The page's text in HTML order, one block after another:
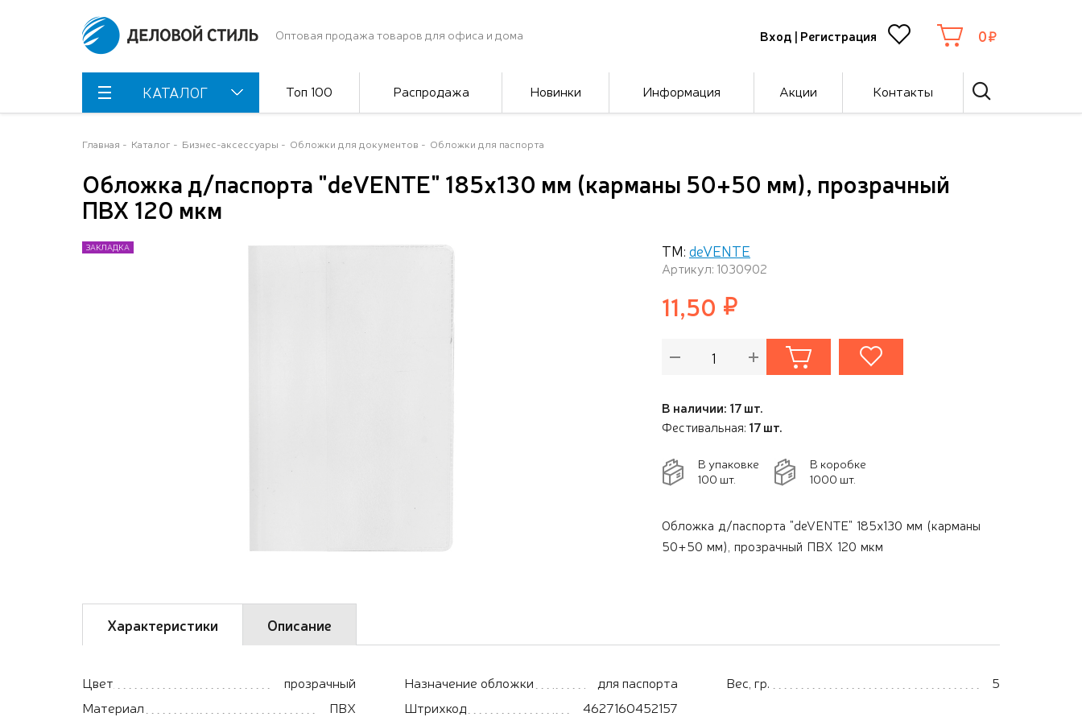
Оптовая продажа товаров для офиса и дома Вход | Регистрация 0
КАТАЛОГ Топ 100 Распродажа Новинки Информация Акции Контакты
Главная Каталог Бизнес-аксессуары Обложки для документов Обложки для паспорта
Обложка д/паспорта "deVENTE" 185x130 мм (карманы 50+50 мм), прозрачный
ПВХ 120 мкм
ЗАКЛАДКА
ЗАКЛАДКА ТМ: deVENTE
Артикул: 1030902
11,50
В наличии: 17 шт.
Фестивальная: 17 шт.
В упаковке
100 шт.
В коробке
1000 шт.
Обложка д/паспорта "deVENTE" 185x130 мм (карманы
50+50 мм), прозрачный ПВХ 120 мкм
Характеристики Описание
Цвет
прозрачный
Материал
ПВХ
Назначение обложки
для паспорта
Штрихкод
4627160452157
Вес, гр. 5